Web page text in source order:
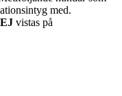
med.
vistas på